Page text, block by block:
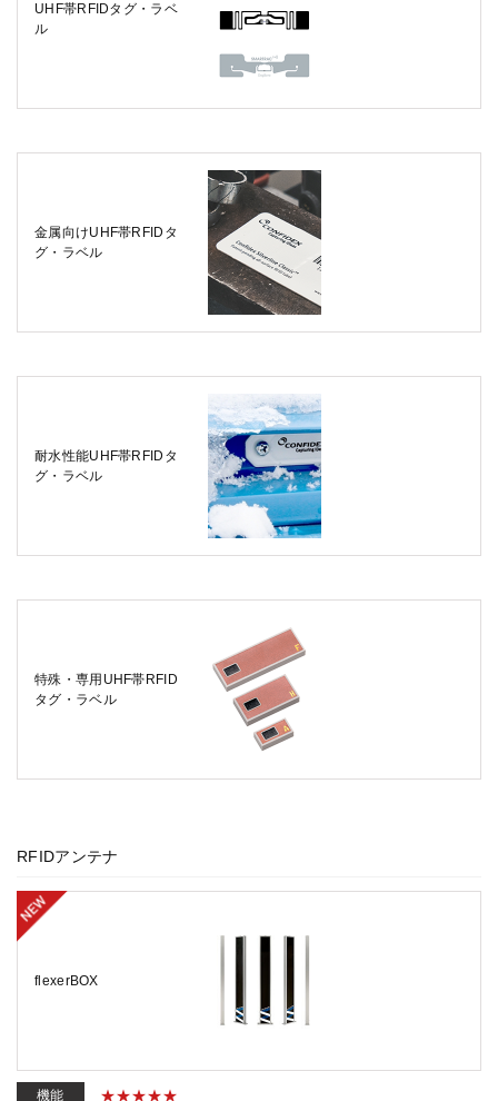
UHF帯RFIDタグ・ラベ
ル
金属向けUHF帯RFIDタ
グ・ラベル
耐水性能UHF帯RFIDタ
グ・ラベル
特殊・専用UHF帯RFID
タグ・ラベル
RFIDアンテナ
flexerBOX
機能